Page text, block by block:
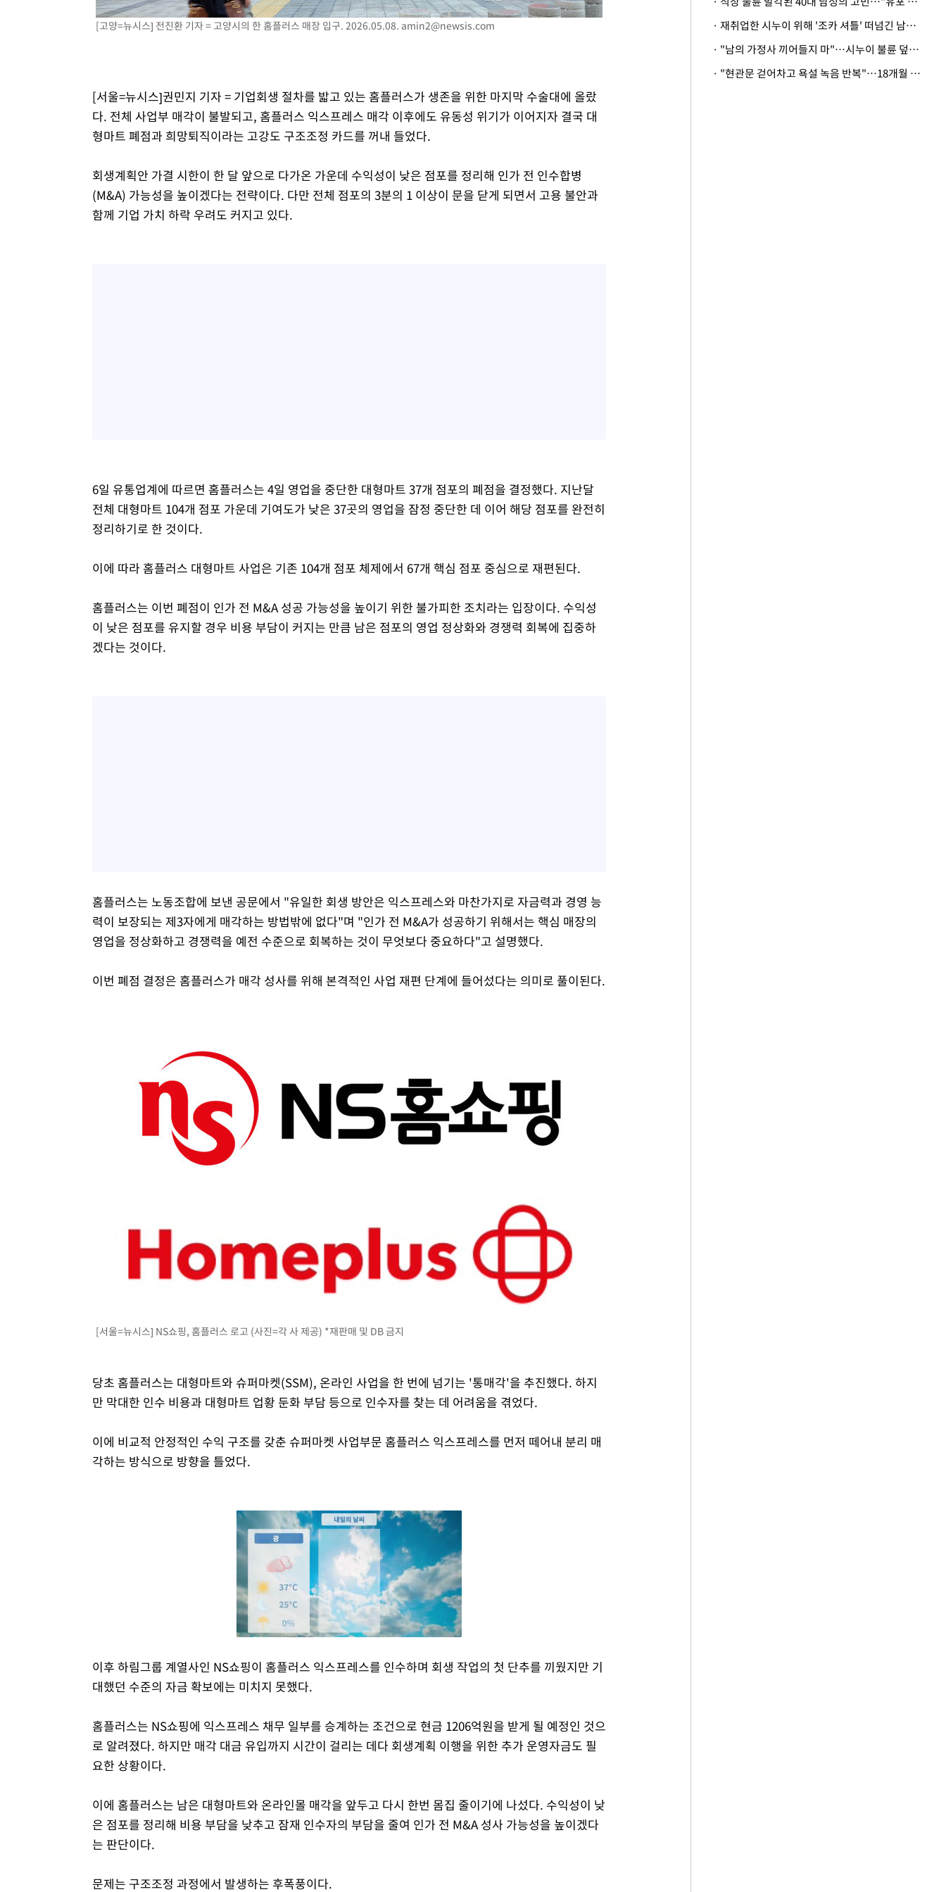
[고양=뉴시스] 전진환 기자 = 고양시의 한 홈플러스 매장 입구. 2026.05.08. amin2@newsis.com
[서울=뉴시스]권민지 기자 = 기업회생 절차를 밟고 있는 홈플러스가 생존을 위한 마지막 수술대에 올랐
다. 전체 사업부 매각이 불발되고, 홈플러스 익스프레스 매각 이후에도 유동성 위기가 이어지자 결국 대
형마트 폐점과 희망퇴직이라는 고강도 구조조정 카드를 꺼내 들었다.
회생계획안 가결 시한이 한 달 앞으로 다가온 가운데 수익성이 낮은 점포를 정리해 인가 전 인수합병
(M&A) 가능성을 높이겠다는 전략이다. 다만 전체 점포의 3분의 1 이상이 문을 닫게 되면서 고용 불안과
함께 기업 가치 하락 우려도 커지고 있다.
6일 유통업계에 따르면 홈플러스는 4일 영업을 중단한 대형마트 37개 점포의 폐점을 결정했다. 지난달
전체 대형마트 104개 점포 가운데 기여도가 낮은 37곳의 영업을 잠정 중단한 데 이어 해당 점포를 완전히
정리하기로 한 것이다.
이에 따라 홈플러스 대형마트 사업은 기존 104개 점포 체제에서 67개 핵심 점포 중심으로 재편된다.
홈플러스는 이번 폐점이 인가 전 M&A 성공 가능성을 높이기 위한 불가피한 조치라는 입장이다. 수익성
이 낮은 점포를 유지할 경우 비용 부담이 커지는 만큼 남은 점포의 영업 정상화와 경쟁력 회복에 집중하
겠다는 것이다.
홈플러스는 노동조합에 보낸 공문에서 "유일한 회생 방안은 익스프레스와 마찬가지로 자금력과 경영 능
력이 보장되는 제3자에게 매각하는 방법밖에 없다"며 "인가 전 M&A가 성공하기 위해서는 핵심 매장의
영업을 정상화하고 경쟁력을 예전 수준으로 회복하는 것이 무엇보다 중요하다"고 설명했다.
이번 폐점 결정은 홈플러스가 매각 성사를 위해 본격적인 사업 재편 단계에 들어섰다는 의미로 풀이된다.
[서울=뉴시스] NS쇼핑, 홈플러스 로고 (사진=각 사 제공) *재판매 및 DB 금지
당초 홈플러스는 대형마트와 슈퍼마켓(SSM), 온라인 사업을 한 번에 넘기는 '통매각'을 추진했다. 하지
만 막대한 인수 비용과 대형마트 업황 둔화 부담 등으로 인수자를 찾는 데 어려움을 겪었다.
이에 비교적 안정적인 수익 구조를 갖춘 슈퍼마켓 사업부문 홈플러스 익스프레스를 먼저 떼어내 분리 매
각하는 방식으로 방향을 틀었다.
이후 하림그룹 계열사인 NS쇼핑이 홈플러스 익스프레스를 인수하며 회생 작업의 첫 단추를 끼웠지만 기
대했던 수준의 자금 확보에는 미치지 못했다.
홈플러스는 NS쇼핑에 익스프레스 채무 일부를 승계하는 조건으로 현금 1206억원을 받게 될 예정인 것으
로 알려졌다. 하지만 매각 대금 유입까지 시간이 걸리는 데다 회생계획 이행을 위한 추가 운영자금도 필
요한 상황이다.
이에 홈플러스는 남은 대형마트와 온라인몰 매각을 앞두고 다시 한번 몸집 줄이기에 나섰다. 수익성이 낮
은 점포를 정리해 비용 부담을 낮추고 잠재 인수자의 부담을 줄여 인가 전 M&A 성사 가능성을 높이겠다
는 판단이다.
문제는 구조조정 과정에서 발생하는 후폭풍이다.
· 재취업한 시누이 위해 '조카 셔틀' 떠넘긴 남편…아내 "난 못한다"
· "남의 가정사 끼어들지 마"…시누이 불륜 덮으려는 남편에 억울한 아내
· "현관문 걷어차고 욕설 녹음 반복"…18개월 아기 키우는 집 뒤흔든 '앞집의 비극'